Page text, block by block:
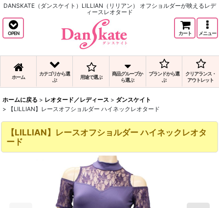
DANSKATE（ダンスケイト）LILLIAN（リリアン） オフショルダーが映えるレデ
ィースレオタード
OPEN カート メニュー
ホーム
カテゴリから選
ぶ
用途で選ぶ
商品グループか
ら選ぶ
ブランドから選
ぶ
クリアランス・
アウトレット
ホームに戻る > レオタード／レディース > ダンスケイト
>
【LILLIAN】レースオフショルダー ハイネックレオタード
【LILLIAN】レースオフショルダー ハイネックレオタ
ード